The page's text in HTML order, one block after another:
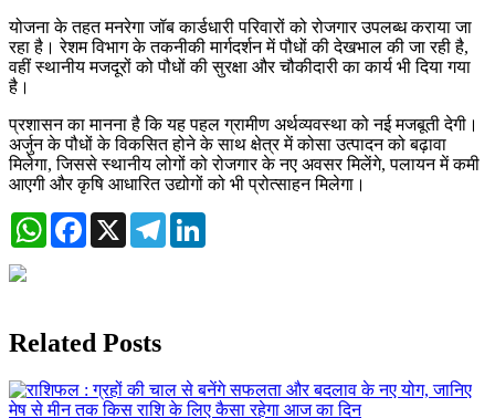
योजना के तहत मनरेगा जॉब कार्डधारी परिवारों को रोजगार उपलब्ध कराया जा
रहा है। रेशम विभाग के तकनीकी मार्गदर्शन में पौधों की देखभाल की जा रही है,
वहीं स्थानीय मजदूरों को पौधों की सुरक्षा और चौकीदारी का कार्य भी दिया गया
है।
प्रशासन का मानना है कि यह पहल ग्रामीण अर्थव्यवस्था को नई मजबूती देगी।
अर्जुन के पौधों के विकसित होने के साथ क्षेत्र में कोसा उत्पादन को बढ़ावा
मिलेगा, जिससे स्थानीय लोगों को रोजगार के नए अवसर मिलेंगे, पलायन में कमी
आएगी और कृषि आधारित उद्योगों को भी प्रोत्साहन मिलेगा।
WhatsAppFacebook
X Telegram
Related Posts